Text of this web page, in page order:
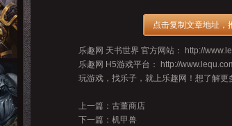
乐趣网 天书世界 官方网站：
http://
乐趣网 H5游戏平台：
http://
玩游戏，找乐子，就上乐趣网！想了解
上一篇：古董商店
下一篇：机甲兽